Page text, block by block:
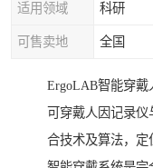
适用领域 科研
可售卖地 全国
ErgoLAB智能穿
可穿戴人因记录
合技术及算法，定